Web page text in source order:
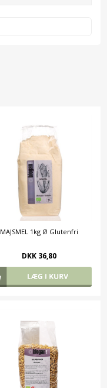
MAJSMEL 1kg Ø Glutenfri
DKK 36,80